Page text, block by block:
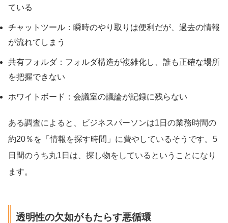
ている
チャットツール：瞬時のやり取りは便利だが、過去の情報
が流れてしまう
共有フォルダ：フォルダ構造が複雑化し、誰も正確な場所
を把握できない
ホワイトボード：会議室の議論が記録に残らない
ある調査によると、ビジネスパーソンは1日の業務時間の
約20％を「情報を探す時間」に費やしているそうです。5
日間のうち丸1日は、探し物をしているということになり
ます。
透明性の欠如がもたらす悪循環